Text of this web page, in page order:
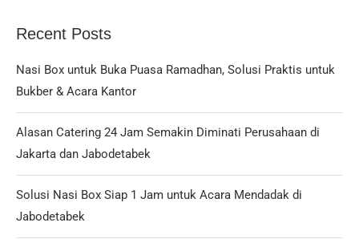
Recent Posts
Nasi Box untuk Buka Puasa Ramadhan, Solusi Praktis untuk
Bukber & Acara Kantor
Alasan Catering 24 Jam Semakin Diminati Perusahaan di
Jakarta dan Jabodetabek
Solusi Nasi Box Siap 1 Jam untuk Acara Mendadak di
Jabodetabek